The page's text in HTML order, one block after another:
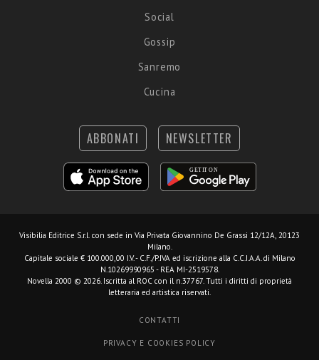
Social
Gossip
Sanremo
Cucina
ABBONATI NEWSLETTER
Visibilia Editrice S.r.l. con sede in Via Privata Giovannino De Grassi 12/12A, 20123
Milano.
Capitale sociale € 100.000,00 I.V. - C.F./P.IVA ed iscrizione alla C.C.I.A.A. di Milano
N.10269990965 - REA MI-2519578.
Novella 2000 © 2026. Iscritta al ROC con il n.37767. Tutti i diritti di proprietà
letteraria ed artistica riservati.
CONTATTI
PRIVACY E COOKIES POLICY